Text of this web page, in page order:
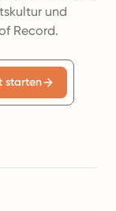
und
Record.
starten